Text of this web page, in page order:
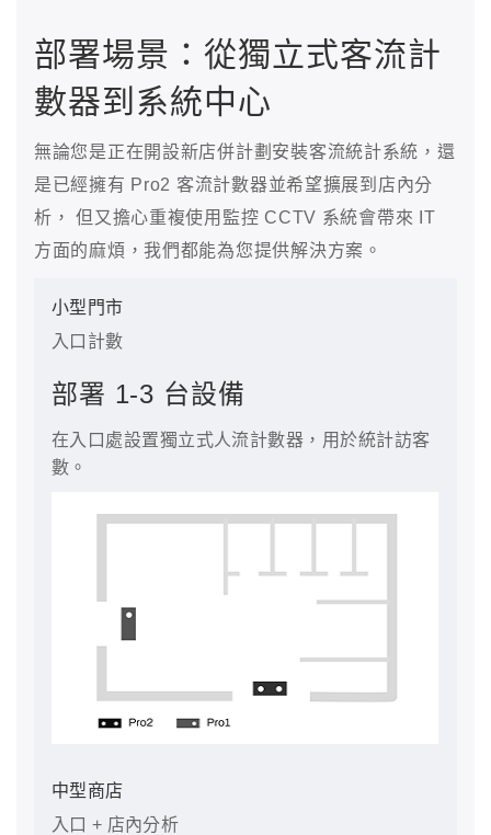
部署場景：從獨立式客流計
數器到系統中心
無論您是正在開設新店併計劃安裝客流統計系統，還
是已經擁有 Pro2 客流計數器並希望擴展到店內分
析， 但又擔心重複使用監控 CCTV 系統會帶來 IT
方面的麻煩，我們都能為您提供解決方案。
小型門市
入口計數
部署 1-3 台設備
在入口處設置獨立式人流計數器，用於統計訪客
數。
中型商店
入口 + 店內分析